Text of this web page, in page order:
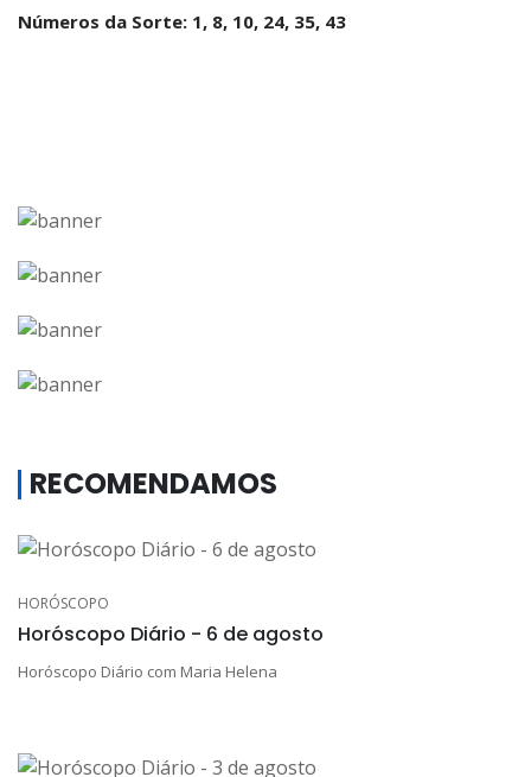
Números da Sorte: 1, 8, 10, 24, 35, 43
RECOMENDAMOS
HORÓSCOPO
Horóscopo Diário - 6 de agosto
Horóscopo Diário com Maria Helena